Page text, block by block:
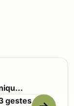
gestes